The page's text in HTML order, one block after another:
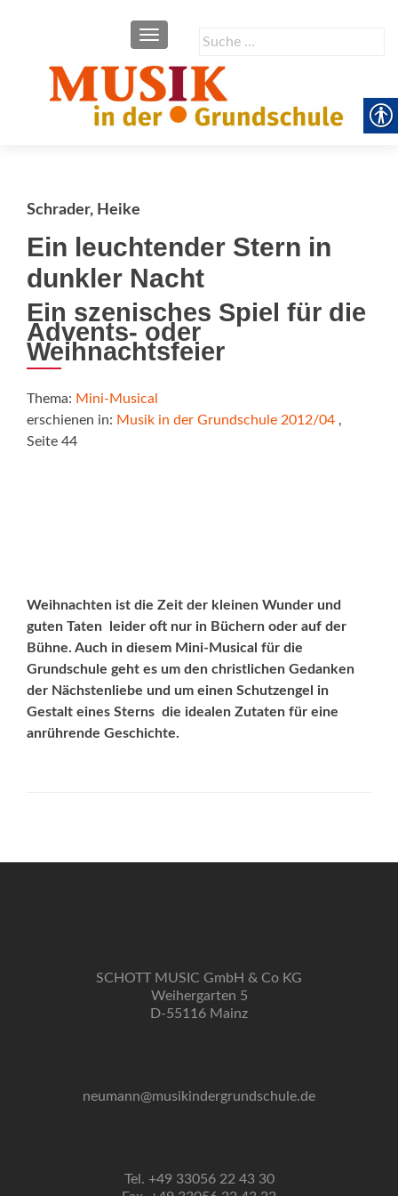
Suche
SCHALTE NAVIGATION
Schrader, Heike
Ein leuchtender Stern in
dunkler Nacht
Ein szenisches Spiel für die
Advents- oder
Weihnachtsfeier
Thema: Mini-Musical
erschienen in: Musik in der Grundschule 2012/04 ,
Seite 44
Weihnachten ist die Zeit der kleinen Wunder und
guten Taten  leider oft nur in Büchern oder auf der
Bühne. Auch in diesem Mini-Musical für die
Grundschule geht es um den christlichen Gedanken
der Nächstenliebe und um einen Schutzengel in
Gestalt eines Sterns  die idealen Zutaten für eine
anrührende Geschichte.
SCHOTT MUSIC GmbH & Co KG
Weihergarten 5
D-55116 Mainz
neumann@musikindergrundschule.de
Tel. +49 33056 22 43 30